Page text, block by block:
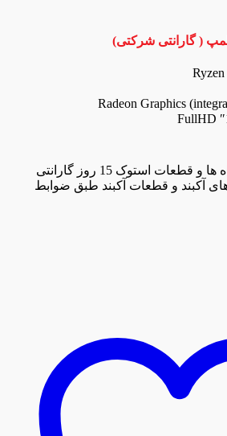
( گارانتی شرکتی)
دستگاه ها و قطعات استوک 15 روز گارانتی
آکبند و قطعات آکبند طبق ضوابط